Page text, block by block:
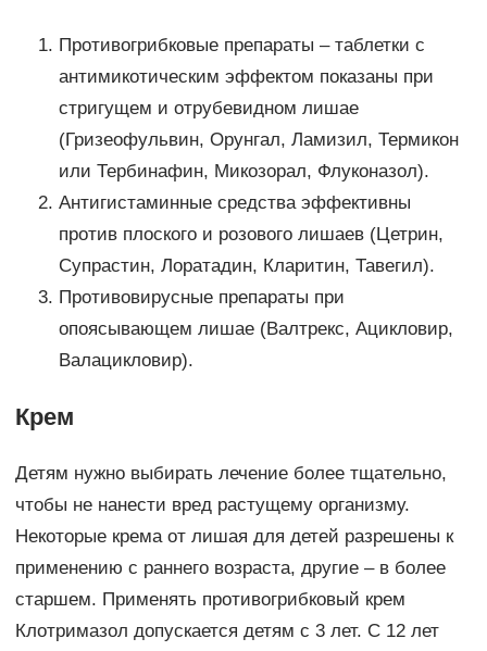
Противогрибковые препараты – таблетки с
антимикотическим эффектом показаны при
стригущем и отрубевидном лишае
(Гризеофульвин, Орунгал, Ламизил, Термикон
или Тербинафин, Микозорал, Флуконазол).
Антигистаминные средства эффективны
против плоского и розового лишаев (Цетрин,
Супрастин, Лоратадин, Кларитин, Тавегил).
Противовирусные препараты при
опоясывающем лишае (Валтрекс, Ацикловир,
Валацикловир).
Крем­
Детям нужно выбирать лечение более тщательно,
чтобы не нанести вред растущему организму.
Некоторые крема от лишая для детей разрешены к
применению с раннего возраста, другие – в более
старшем. Применять противогрибковый крем
Клотримазол допускается детям с 3 лет. С 12 лет